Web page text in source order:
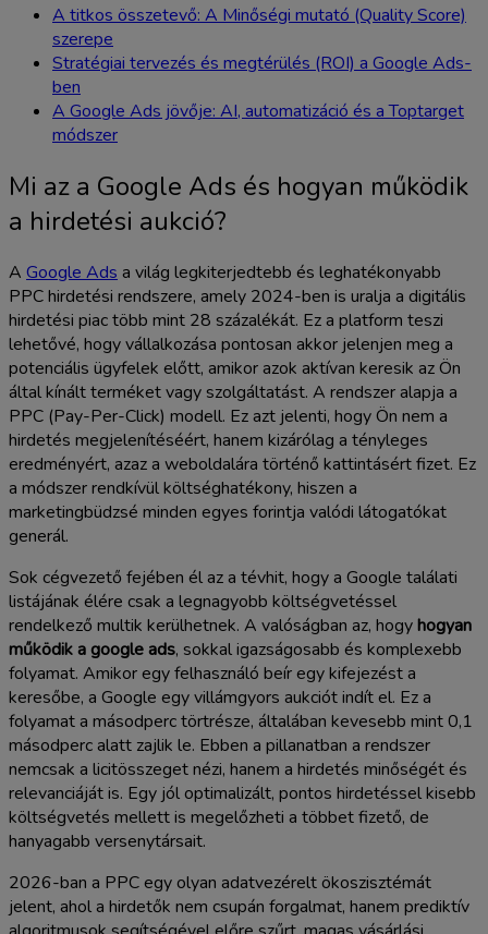
A titkos összetevő: A Minőségi mutató (Quality Score)
szerepe
Stratégiai tervezés és megtérülés (ROI) a Google Ads-
ben
A Google Ads jövője: AI, automatizáció és a Toptarget
módszer
Mi az a Google Ads és hogyan működik
a hirdetési aukció?
A Google Ads a világ legkiterjedtebb és leghatékonyabb
PPC hirdetési rendszere, amely 2024-ben is uralja a digitális
hirdetési piac több mint 28 százalékát. Ez a platform teszi
lehetővé, hogy vállalkozása pontosan akkor jelenjen meg a
potenciális ügyfelek előtt, amikor azok aktívan keresik az Ön
által kínált terméket vagy szolgáltatást. A rendszer alapja a
PPC (Pay-Per-Click) modell. Ez azt jelenti, hogy Ön nem a
hirdetés megjelenítéséért, hanem kizárólag a tényleges
eredményért, azaz a weboldalára történő kattintásért fizet. Ez
a módszer rendkívül költséghatékony, hiszen a
marketingbüdzsé minden egyes forintja valódi látogatókat
generál.
Sok cégvezető fejében él az a tévhit, hogy a Google találati
listájának élére csak a legnagyobb költségvetéssel
rendelkező multik kerülhetnek. A valóságban az, hogyhogyan
működik a google ads, sokkal igazságosabb és komplexebb
folyamat. Amikor egy felhasználó beír egy kifejezést a
keresőbe, a Google egy villámgyors aukciót indít el. Ez a
folyamat a másodperc törtrésze, általában kevesebb mint 0,1
másodperc alatt zajlik le. Ebben a pillanatban a rendszer
nemcsak a licitösszeget nézi, hanem a hirdetés minőségét és
relevanciáját is. Egy jól optimalizált, pontos hirdetéssel kisebb
költségvetés mellett is megelőzheti a többet fizető, de
hanyagabb versenytársait.
2026-ban a PPC egy olyan adatvezérelt ökoszisztémát
jelent, ahol a hirdetők nem csupán forgalmat, hanem prediktív